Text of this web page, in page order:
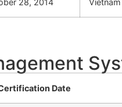
28, 2014
Date